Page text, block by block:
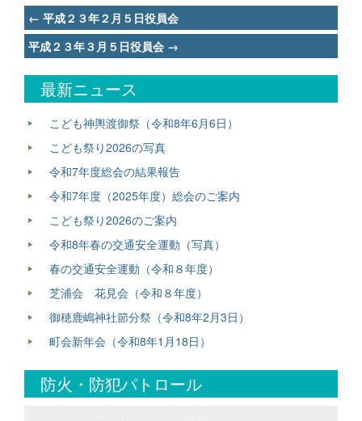
Post
navigation
← 平成２３年２月５日役員会
平成２３年３月５日役員会 →
最新ニュース
こども神輿渡御祭（令和8年6月6日）
こども祭り2026の写真
令和7年度総会の結果報告
令和7年度（2025年度）総会のご案内
こども祭り2026のご案内
令和8年春の交通安全運動（写真）
春の交通安全運動（令和８年度）
芝浦会 花見会（令和８年度）
御穂鹿嶋神社節分祭（令和8年2月3日）
町会新年会（令和8年1月18日）
防火・防犯パトロール